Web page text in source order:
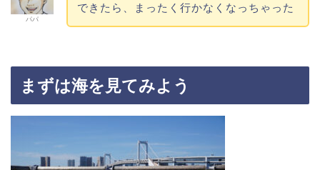
パパ
できたら、まったく行かなくなっちゃった
まずは海を見てみよう